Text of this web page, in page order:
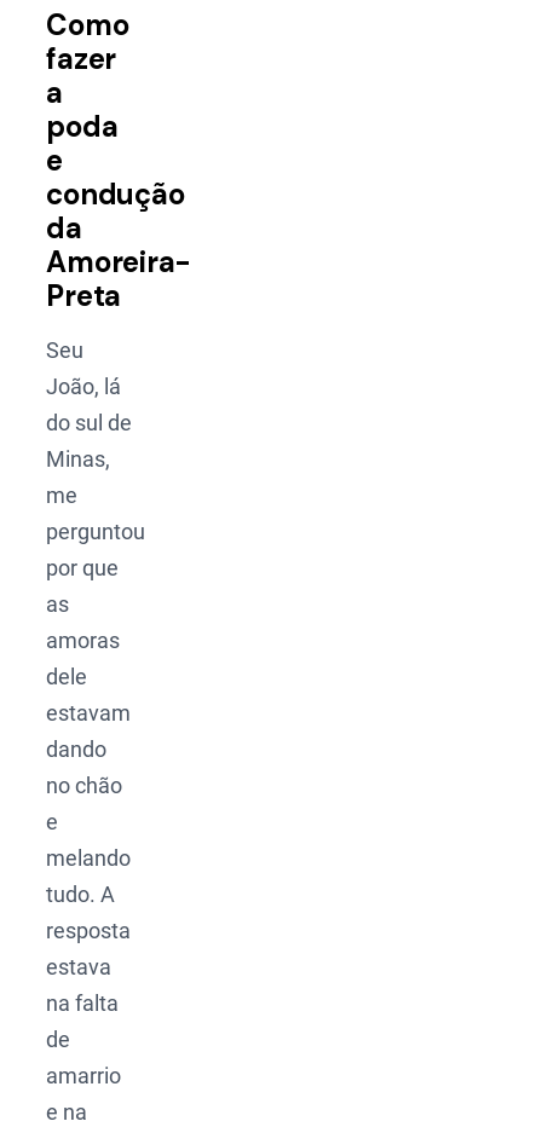
Como
fazer
a
poda
e
condução
da
Amoreira-
Preta
Seu
João, lá
do sul de
Minas,
me
perguntou
por que
as
amoras
dele
estavam
dando
no chão
e
melando
tudo. A
resposta
estava
na falta
de
amarrio
e na